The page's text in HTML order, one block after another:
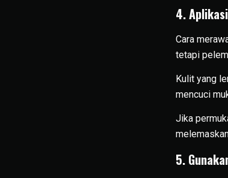
4.
Cara
tetapi
Kulit yang
mencuci
Jika
5.